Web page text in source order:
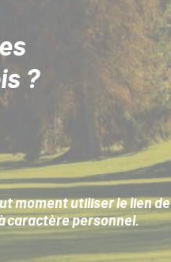
?
moment utiliser le lien de
caractère personnel.